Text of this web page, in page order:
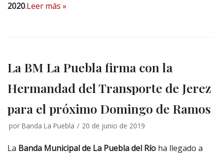
2020.Leer más »
La BM La Puebla firma con la
Hermandad del Transporte de Jerez
para el próximo Domingo de Ramos
por Banda La Puebla 20 de junio de 2019
La Banda Municipal de La Puebla del Río ha llegado a